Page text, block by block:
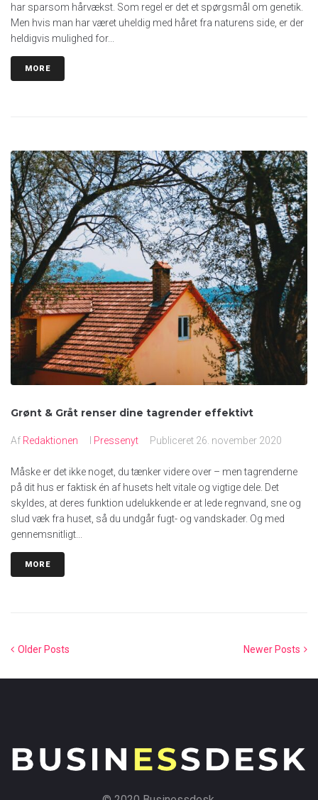
har sparsom hårvækst. Som regel er det et spørgsmål om genetik.
Men hvis man har været uheldig med håret fra naturens side, er der
heldigvis mulighed for...
MORE
Grønt & Gråt renser dine tagrender effektivt
Af Redaktionen I Pressenyt Publiceret 26. november 2020
Måske er det ikke noget, du tænker videre over – men tagrenderne
på dit hus er faktisk én af husets helt vitale og vigtige dele. Det
skyldes, at deres funktion udelukkende er at lede regnvand, sne og
slud væk fra huset, så du undgår fugt- og vandskader. Og med
gennemsnitligt...
MORE
Older Posts Newer Posts